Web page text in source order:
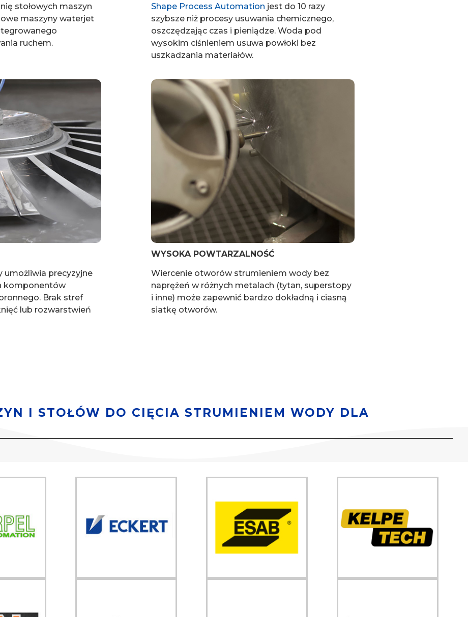
stołowych maszyn
maszyny waterjet
ruchem.
Shape Process Automation jest do 10 razy
szybsze niż procesy usuwania chemicznego,
oszczędzając czas i pieniądze. Woda pod
wysokim ciśnieniem usuwa powłoki bez
uszkadzania materiałów.
umożliwia precyzyjne
komponentów
Brak stref
lub rozwarstwień
WYSOKA POWTARZALNOŚĆ
Wiercenie otworów strumieniem wody bez
naprężeń w różnych metalach (tytan, superstopy
i inne) może zapewnić bardzo dokładną i ciasną
siatkę otworów.
I STOŁÓW DO CIĘCIA STRUMIENIEM WODY DLA